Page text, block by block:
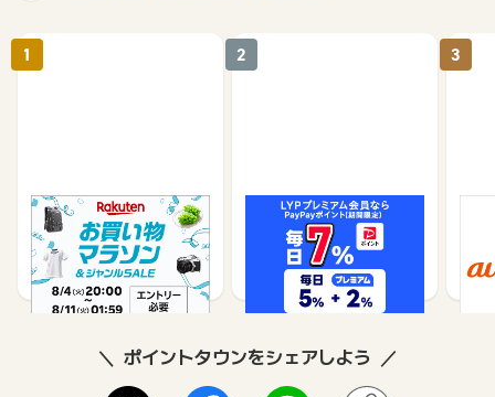
楽天市場
1%
1
Yahoo!ショッピング
1%
2 3
ポイントタウンをシェアしよう